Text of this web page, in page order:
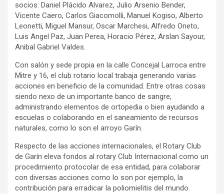
socios: Daniel Plácido Alvarez, Julio Arsenio Bender,
Vicente Caero, Carlos Giacomolli, Manuel Kogiso, Alberto
Leonetti, Miguel Mansur, Oscar Marchesi, Alfredo Oneto,
Luis Angel Paz, Juan Perea, Horacio Pérez, Arslan Sayour,
Anibal Gabriel Valdes.
Con salón y sede propia en la calle Concejal Larroca entre
Mitre y 16, el club rotario local trabaja generando varias
acciones en beneficio de la comunidad. Entre otras cosas
siendo nexo de un importante banco de sangre;
administrando elementos de ortopedia o bien ayudando a
escuelas o colaborando en el saneamiento de recursos
naturales, como lo son el arroyo Garín.
Respecto de las acciones internacionales, el Rotary Club
de Garín eleva fondos al rotary Club Internacional como un
procedimiento protocolar de esa entidad, para colaborar
con diversas acciones como lo son por ejemplo, la
contribución para erradicar la poliomielitis del mundo.